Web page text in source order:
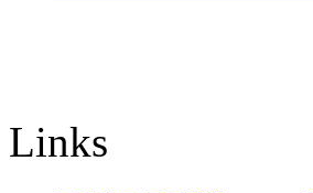
Links